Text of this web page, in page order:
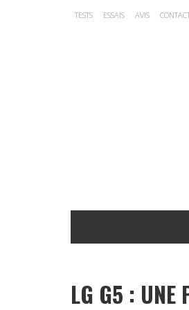
TESTS ESSAIS AVIS
LG G5 : UNE